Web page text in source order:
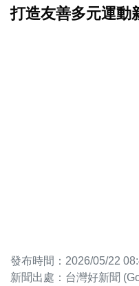
打造友善多元運動
發布時間：2026/05/22
新聞出處：台灣好新聞